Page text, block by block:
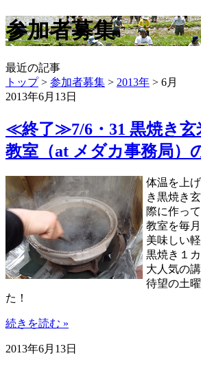
参加者募集
最近の記事
トップ> 参加者募集 > 2013年 > 6月
2013年6月13日
≪終了≫7/6・31 黒焼き玄
教室（at メダカ事務局）
体温を上
き黒焼き
際に作っ
教室を毎
美味しい
黒焼き１
大人気の講
待望の土
た！
続きを読む »
2013年6月13日